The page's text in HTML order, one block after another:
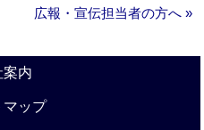
広報・宣伝担当者の方へ »
案内
マップ